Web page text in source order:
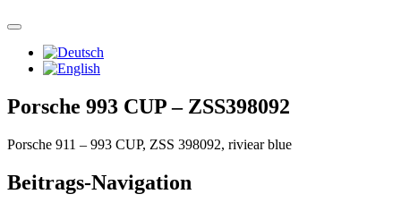
Porsche 993 CUP – ZSS398092
Porsche 911 – 993 CUP, ZSS 398092, riviear blue
Beitrags-Navigation